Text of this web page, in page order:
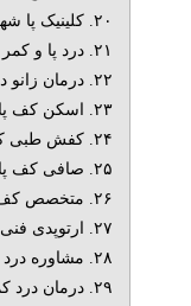
۲۰. کلینیک پا شهرآرا
۲۱. درد پا و کمر ستارخان
۲۲. درمان زانو درد تهران ویلا
۲۳. اسکن کف پا شهرآرا
۲۴. کفش طبی کودکان ستارخان
۲۵. صافی کف پا شهرآرا
۲۶. متخصص کف پای صاف ستارخان
۲۷. ارتوپدی فنی تهران ویلا
۲۸. مشاوره درد پا ستارخان
۲۹. درمان درد کمر شهرآرا